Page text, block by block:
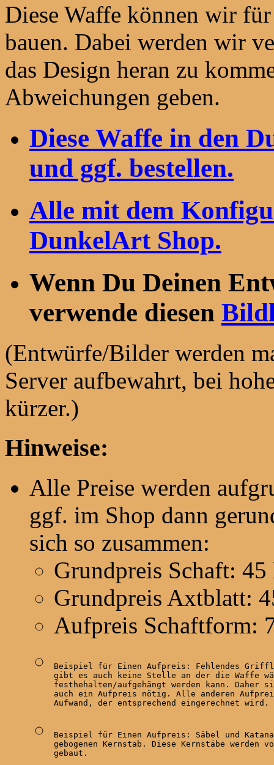
Diese Waffe können wir
bauen. Dabei werden wir
das Design heran zu
Abweichungen geben.
Diese Waffe in den
und ggf. bestellen.
Alle mit dem
DunkelArt Shop.
Wenn Du Deinen
verwende diesen
(Entwürfe/Bilder werden
Server aufbewahrt, bei
kürzer.)
Hinweise:
Alle Preise werden
ggf. im Shop dann
sich so zusammen:
Grundpreis Schaft: 45
Grundpreis Axtblatt:
Aufpreis Schaftform:
Beispiel für Einen Aufpreis: Fehlendes
gibt es auch keine Stelle an der die Waffe
festhehalten/aufgehängt werden kann. Daher
auch ein Aufpreis nötig. Alle anderen
Aufwand, der entsprechend eingerechnet wird.
Beispiel für Einen Aufpreis: Säbel und
gebogenen Kernstab. Diese Kernstäbe werden
gebaut.